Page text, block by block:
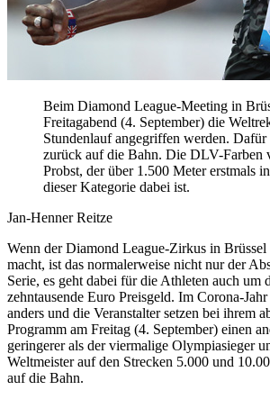
Beim Diamond League-Meeting in
Freitagabend (4. September) die
Stundenlauf angegriffen werden.
zurück auf die Bahn. Die DLV-Farben
Probst, der über 1.500 Meter erstmals
dieser Kategorie dabei ist.
Jan-Henner Reitze
Wenn der Diamond League-Zirkus in
macht, ist das normalerweise nicht nur der
Serie, es geht dabei für die Athleten auch um
zehntausende Euro Preisgeld. Im Corona-
anders und die Veranstalter setzen bei ihrem
Programm am Freitag (4. September) einen
geringerer als der viermalige Olympiasieger
Weltmeister auf den Strecken 5.000 und
auf die Bahn.